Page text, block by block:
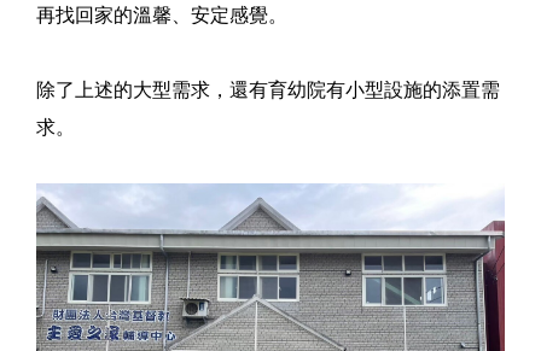
再找回家的溫馨、安定感覺。
除了上述的大型需求，還有育幼院有小型設施的添置需
求。